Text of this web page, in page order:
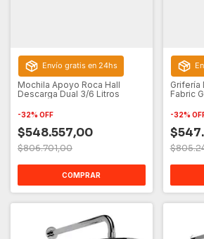
Envío gratis en 24hs
Mochila Apoyo Roca Hall
Descarga Dual 3/6 Litros
-32% OFF
$548.557,00
$806.701,00
COMPRAR
Grifería
Fabric
-32%